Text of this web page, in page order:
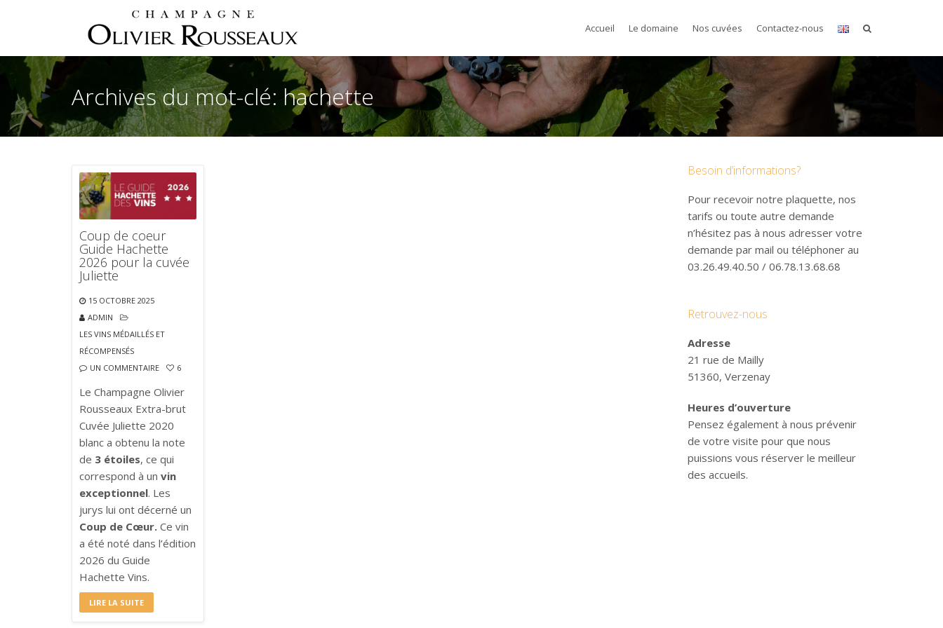
Accueil Le domaine Nos cuvées Contactez-nous
Archives du mot-clé: hachette
Coup de coeur
Guide Hachette
2026 pour la cuvée
Juliette
15 OCTOBRE 2025
ADMIN
LES VINS MÉDAILLÉS ET
RÉCOMPENSÉS
UN COMMENTAIRE
6
Le Champagne Olivier
Rousseaux Extra-brut
Cuvée Juliette 2020
blanc a obtenu la note
de 3 étoiles, ce qui
correspond à un vin
exceptionnel. Les
jurys lui ont décerné un
Coup de Cœur. Ce vin
a été noté dans l’édition
2026 du Guide
Hachette Vins.
LIRE LA SUITE
Besoin d’informations?
Pour recevoir notre plaquette, nos
tarifs ou toute autre demande
n’hésitez pas à nous adresser votre
demande par mail ou téléphoner au
03.26.49.40.50 / 06.78.13.68.68
Retrouvez-nous
Adresse
21 rue de Mailly
51360, Verzenay
Heures d’ouverture
Pensez également à nous prévenir
de votre visite pour que nous
puissions vous réserver le meilleur
des accueils.